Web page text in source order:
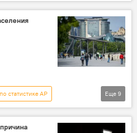
Экономика
товары
статистике АР
Общество
Еще 9